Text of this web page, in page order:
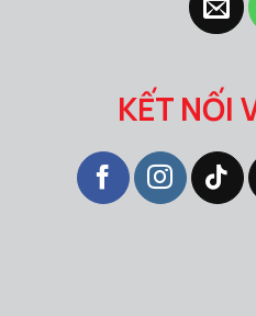
KẾT NỐI